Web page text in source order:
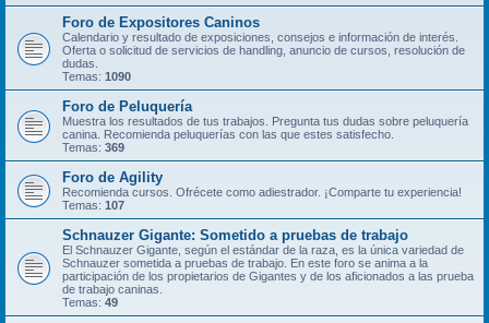
Foro de Expositores Caninos
Calendario y resultado de exposiciones, consejos e información de interés.
Oferta o solicitud de servicios de handling, anuncio de cursos, resolución de
dudas.
Temas: 1090
Foro de Peluquería
Muestra los resultados de tus trabajos. Pregunta tus dudas sobre peluquería
canina. Recomienda peluquerías con las que estes satisfecho.
Temas: 369
Foro de Agility
Recomienda cursos. Ofrécete como adiestrador. ¡Comparte tu experiencia!
Temas: 107
Schnauzer Gigante: Sometido a pruebas de trabajo
El Schnauzer Gigante, según el estándar de la raza, es la única variedad de
Schnauzer sometida a pruebas de trabajo. En este foro se anima a la
participación de los propietarios de Gigantes y de los aficionados a las prueba
de trabajo caninas.
Temas: 49